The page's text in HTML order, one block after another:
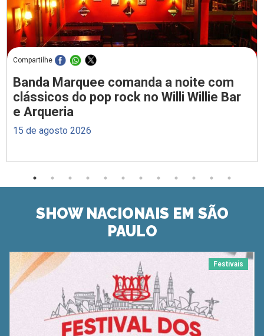
Compartilhe
Banda Marquee comanda a noite com
clássicos do pop rock no Willi Willie Bar
e Arqueria
15 de agosto 2026
SHOW NACIONAIS EM SÃO
PAULO
Festivais